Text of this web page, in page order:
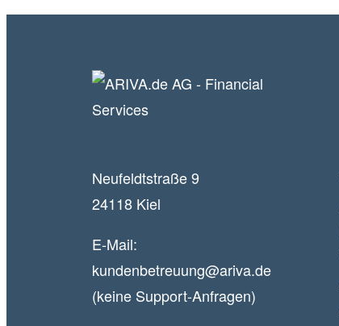
Neufeldtstraße 9
24118 Kiel
E-Mail:
kundenbetreuung@ariva.de
(keine Support-Anfragen)